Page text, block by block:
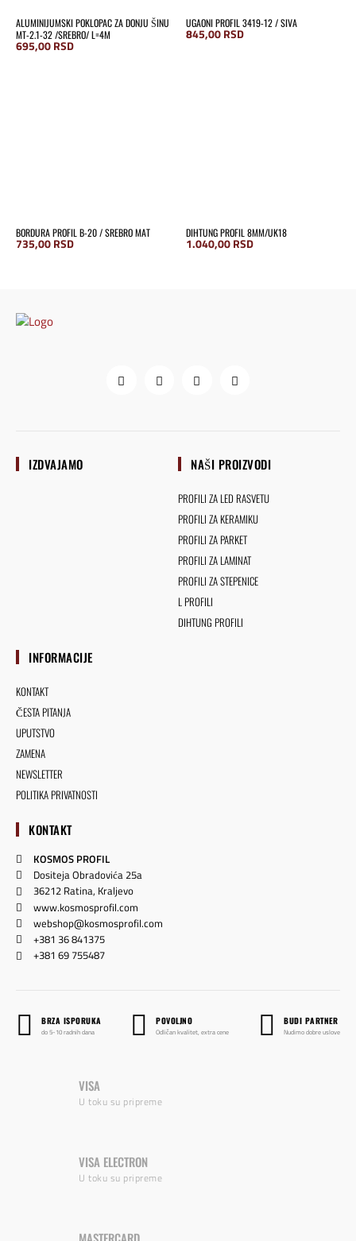
ALUMINIJUMSKI POKLOPAC ZA DONJU ŠINU
MT-2.1-32 /SREBRO/ L=4M
695,00RSD
UGAONI PROFIL 3419-12 / SIVA
845,00RSD
BORDURA PROFIL B-20 / SREBRO MAT
735,00RSD
DIHTUNG PROFIL 8MM/UK18
1.040,00RSD
IZDVAJAMO NAŠI PROIZVODI
PROFILI ZA LED RASVETU
PROFILI ZA KERAMIKU
PROFILI ZA PARKET
PROFILI ZA LAMINAT
PROFILI ZA STEPENICE
L PROFILI
DIHTUNG PROFILI
INFORMACIJE
KONTAKT
ČESTA PITANJA
UPUTSTVO
ZAMENA
NEWSLETTER
POLITIKA PRIVATNOSTI
KONTAKT
KOSMOS PROFIL
Dositeja Obradovića 25a
36212 Ratina, Kraljevo
www.kosmosprofil.com
webshop@kosmosprofil.com
+381 36 841375
+381 69 755487
BRZA ISPORUKA
do 5-10 radnih dana
POVOLJNO
Odličan kvalitet, extra cene
BUDI PARTNER
Nudimo dobre uslove
VISA
U toku su pripreme
VISA ELECTRON
U toku su pripreme
MASTERCARD